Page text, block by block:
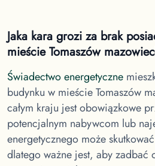
Jaka kara grozi za brak
mieście Tomaszów
Świadectwo energetyczne
budynku w mieście Tomaszów
całym kraju jest obowiązkowe
potencjalnym nabywcom lub
energetycznego może
dlatego ważne jest, aby